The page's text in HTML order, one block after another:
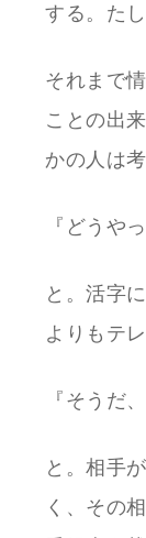
する。た
それまで
ことの出
かの人は考
『どうや
と。活字
よりもテ
『そうだ
と。相手
く、その